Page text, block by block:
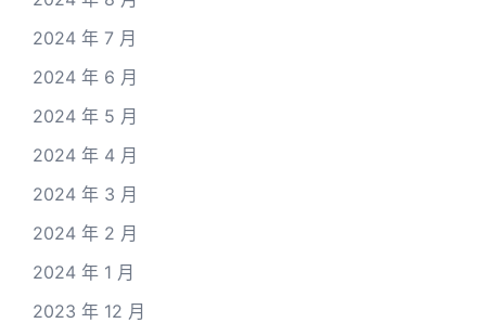
2024 年 7 月
2024 年 6 月
2024 年 5 月
2024 年 4 月
2024 年 3 月
2024 年 2 月
2024 年 1 月
2023 年 12 月